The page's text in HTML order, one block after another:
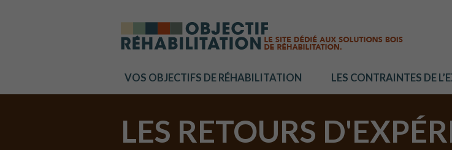
VOS OBJECTIFS DE RÉHABILITATION LES CONTRAINTES DE
LES RETOURS